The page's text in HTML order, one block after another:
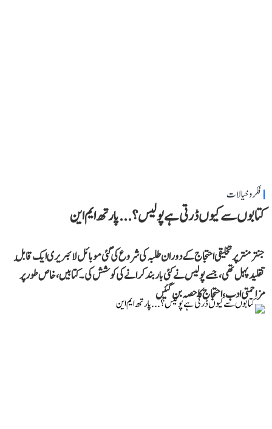
فکر و خیالات
کتابوں سے کیوں ڈرتی ہے پولیس؟...پارتھ ایم این
جنتر منتر پر تخلیقی احتجاج کے دوران طلبہ کی شروع کی گئی موبائل لائبریری ایک قابلِ
تقلید پہل تھی، جسے پولیس نے کئی بار بند کرانے کی کوشش کی۔ کتابیں، خاص طور پر
مزاحمتی ادب، احتجاج کا حصہ بن گئیں